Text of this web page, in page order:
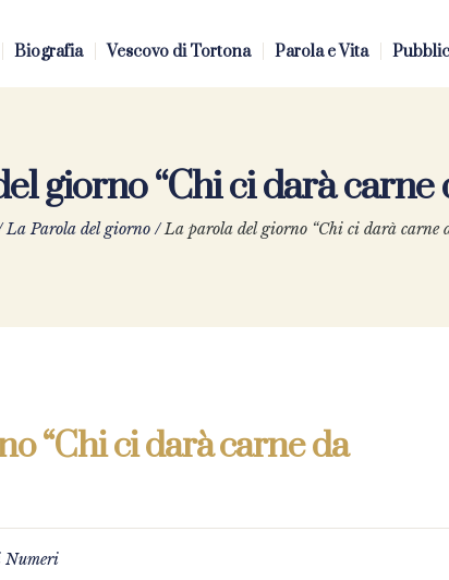
Biografia Vescovo di Tortona Parola e Vita
giorno “Chi ci darà carne
La Parola del giorno /La parola del giorno “Chi ci darà carne
“Chi ci darà carne da
Numeri